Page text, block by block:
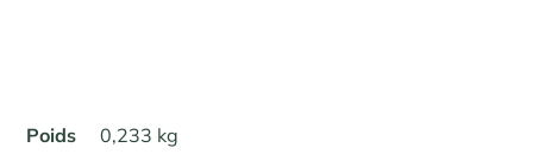
Poids 0,233 kg